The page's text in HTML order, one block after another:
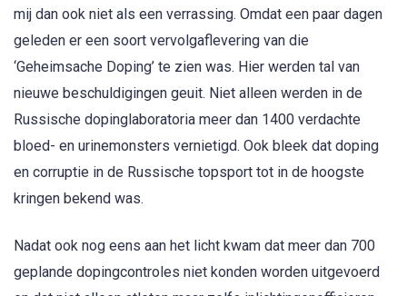
mij dan ook niet als een verrassing. Omdat een paar dagen
geleden er een soort vervolgaflevering van die
‘Geheimsache Doping’ te zien was. Hier werden tal van
nieuwe beschuldigingen geuit. Niet alleen werden in de
Russische dopinglaboratoria meer dan 1400 verdachte
bloed- en urinemonsters vernietigd. Ook bleek dat doping
en corruptie in de Russische topsport tot in de hoogste
kringen bekend was.
Nadat ook nog eens aan het licht kwam dat meer dan 700
geplande dopingcontroles niet konden worden uitgevoerd